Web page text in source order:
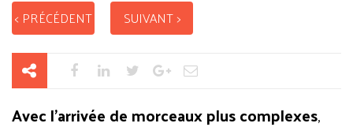
< PRÉCÉDENT SUIVANT >
Avec l’arrivée de morceaux plus complexes,